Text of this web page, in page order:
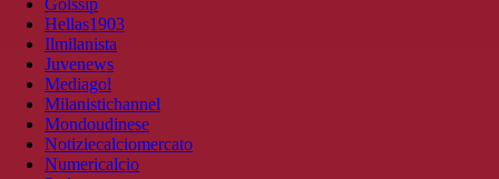
Golssip
Hellas1903
Ilmilanista
Juvenews
Mediagol
Milanistichannel
Mondoudinese
Notiziecalciomercato
Numericalcio